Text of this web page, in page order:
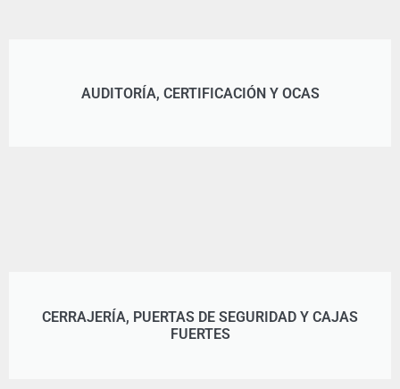
AUDITORÍA, CERTIFICACIÓN Y OCAS
CERRAJERÍA, PUERTAS DE SEGURIDAD Y CAJAS
FUERTES